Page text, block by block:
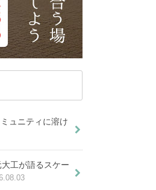
和国
住して１
本食店マ
として働く
これから
シドニー
イ
した
ュニティに溶け
工が語るスケー